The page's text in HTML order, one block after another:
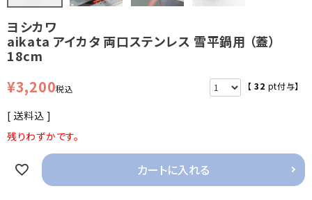
ヨシカワ
aikata アイカタ 両口ステンレス 雪平鍋用 （蓋）
18cm
¥3,200税込 【 32 pt付与】
送料込
残りわずかです。
カートに入れる